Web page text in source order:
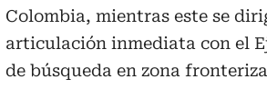
Colombia, mientras este se
articulación inmediata con el
de búsqueda en zona